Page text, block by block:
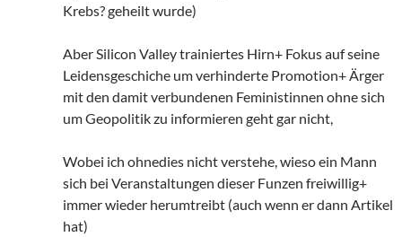
Krebs? geheilt wurde)
Aber Silicon Valley trainiertes Hirn+ Fokus auf seine
Leidensgeschiche um verhinderte Promotion+ Ärger
mit den damit verbundenen Feministinnen ohne sich
um Geopolitik zu informieren geht gar nicht,
Wobei ich ohnedies nicht verstehe, wieso ein Mann
sich bei Veranstaltungen dieser Funzen freiwillig+
immer wieder herumtreibt (auch wenn er dann Artikel
hat)